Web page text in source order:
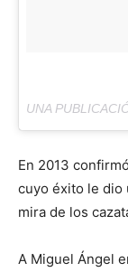
UNA
En 2013
cuyo éxito le dio
mira de los
A Miguel Ángel